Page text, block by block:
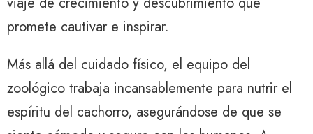
promete cautivar e inspirar.
Más allá del cuidado físico, el equipo del
zoológico trabaja incansablemente para nutrir el
espíritu del cachorro, asegurándose de que se